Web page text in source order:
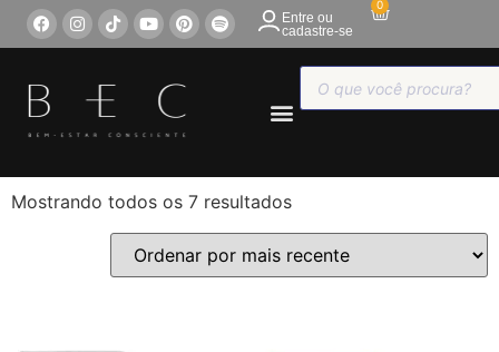
Entre ou
cadastre-se
0
Mostrando todos os 7 resultados